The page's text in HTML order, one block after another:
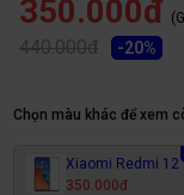
350.000đ
440.000đ -20%
Chọn màu khác để xem
Xiaomi Redmi 12
350.000đ